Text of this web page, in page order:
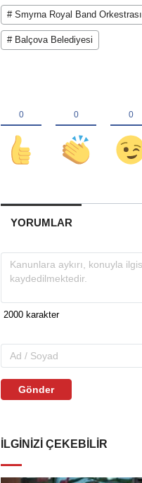
# Smyrna Royal Band Orkestrası
# Balçova Belediyesi
YORUMLAR
Gönder
İLGINIZI ÇEKEBILIR